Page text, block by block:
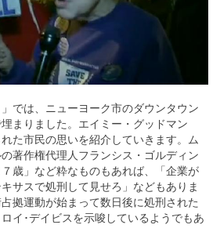
」では、ニューヨーク市のダウンタウン
まりました。エイミー・グッドマン
た市民の思いを紹介していきます。ム
著作権代理人フランシス・ゴルディン
歳」など粋なものもあれば、「企業が
サスで処刑して見せろ」などもありま
拠運動が始まって数日後に処刑された
イ･デイビスを示唆しているようでもあ